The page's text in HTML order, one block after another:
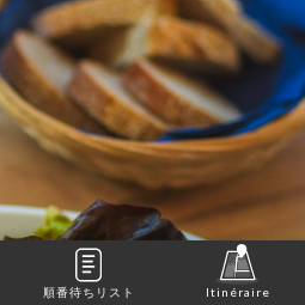
順番待ちリスト Itinéraire